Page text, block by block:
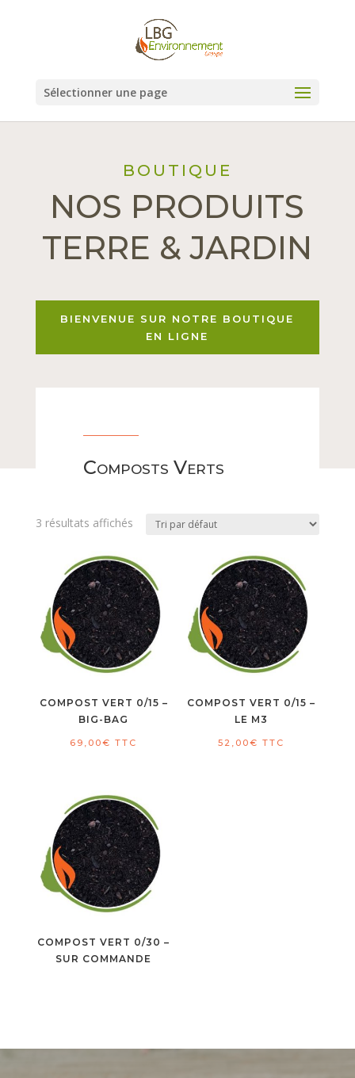
Sélectionner une page
BOUTIQUE
NOS PRODUITS
TERRE & JARDIN
BIENVENUE SUR NOTRE BOUTIQUE
EN LIGNE
Composts Verts
3 résultats affichés
COMPOST VERT 0/15 –
BIG-BAG
69,00€ TTC
COMPOST VERT 0/15 –
LE M3
52,00€ TTC
COMPOST VERT 0/30 –
SUR COMMANDE